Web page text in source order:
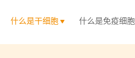
什么是干细胞 什么是免疫细胞